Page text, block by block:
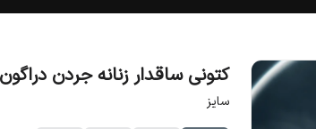
کتونی ساقدار زنانه جردن دراگون
سایز